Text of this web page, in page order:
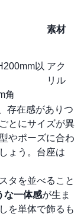
素材
以
角
アク
リル
存在感がありつ
とにサイズが異
やポーズに合わ
ょう。台座は
タを並べること
な一体感が生ま
を単体で飾るも